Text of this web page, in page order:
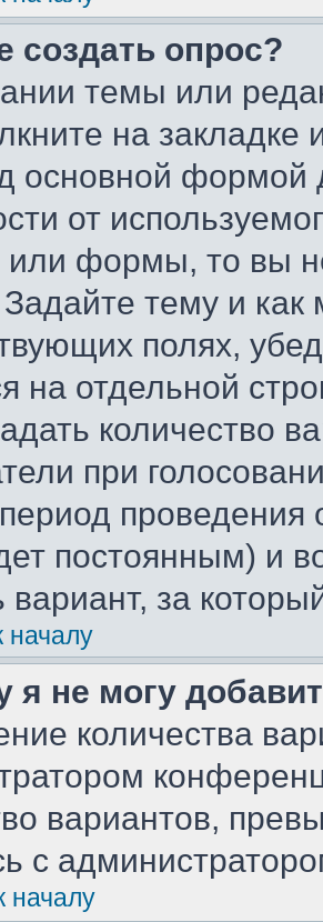
создать опрос?
темы или
на
основной формой
от
или формы, то вы
тему и
полях,
на отдельной
количество
при
проведения
постоянным) и
вариант, за
началу
я не могу
количества
вариантов,
с
началу